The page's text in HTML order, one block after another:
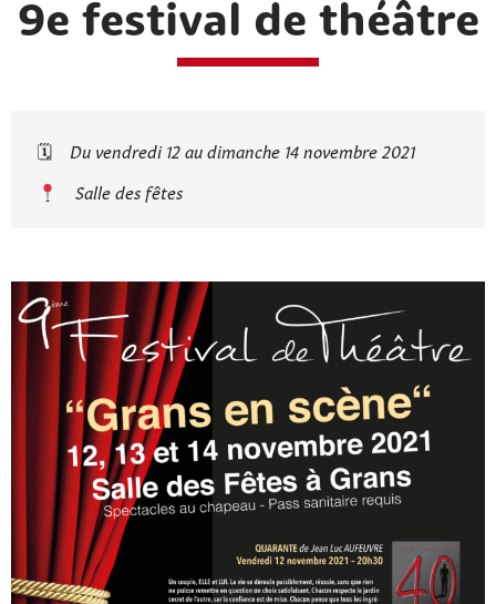
9e festival de théâtre
🗓
Du vendredi 12 au dimanche 14 novembre 2021
Salle des fêtes